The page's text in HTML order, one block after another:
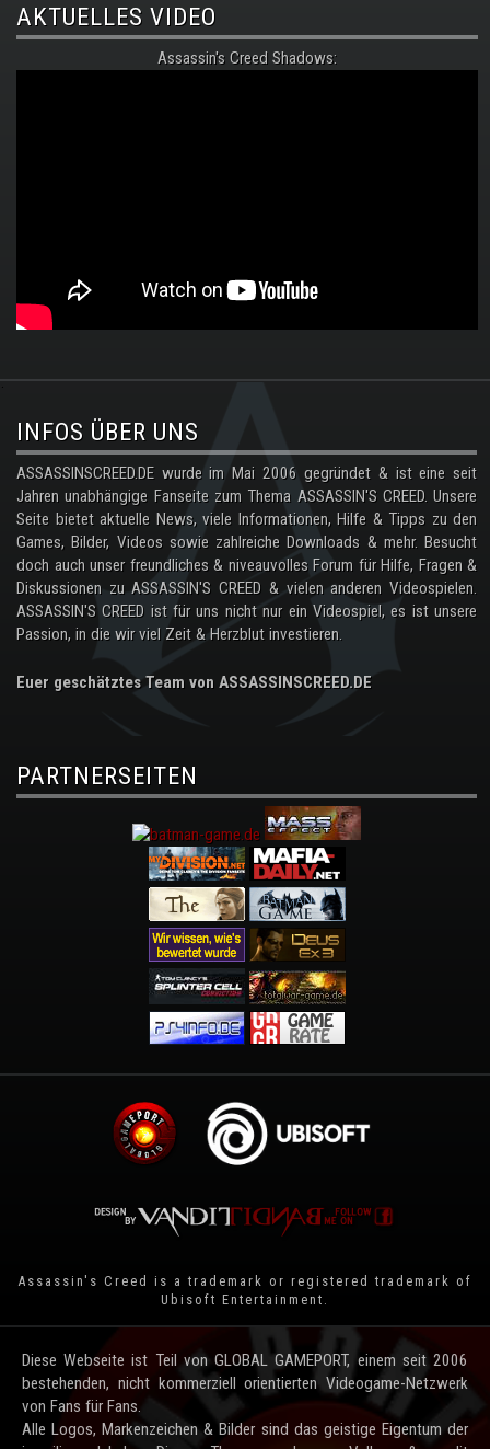
AKTUELLES VIDEO
Assassin's Creed Shadows:
.
INFOS ÜBER UNS
ASSASSINSCREED.DE wurde im Mai 2006 gegründet & ist eine seit
Jahren unabhängige Fanseite zum Thema ASSASSIN'S CREED. Unsere
Seite bietet aktuelle News, viele Informationen, Hilfe & Tipps zu den
Games, Bilder, Videos sowie zahlreiche Downloads & mehr. Besucht
doch auch unser freundliches & niveauvolles Forum für Hilfe, Fragen &
Diskussionen zu ASSASSIN'S CREED & vielen anderen Videospielen.
ASSASSIN'S CREED ist für uns nicht nur ein Videospiel, es ist unsere
Passion, in die wir viel Zeit & Herzblut investieren.
Euer geschätztes Team von ASSASSINSCREED.DE
PARTNERSEITEN
Assassin's Creed is a trademark or registered trademark of
Ubisoft Entertainment
Diese Webseite ist Teil von GLOBAL GAMEPORT, einem seit 2006
bestehenden, nicht kommerziell orientierten Videogame-Netzwerk
von Fans für Fans.
Alle Logos, Markenzeichen & Bilder sind das geistige Eigentum der